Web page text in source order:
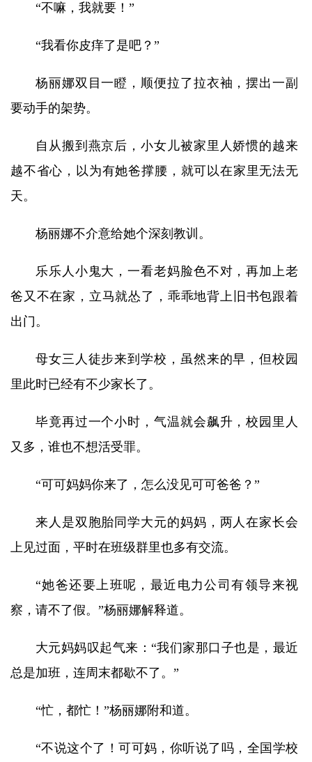
“不嘛，我就要！”
“我看你皮痒了是吧？”
杨丽娜双目一瞪，顺便拉了拉衣袖，摆出一副
要动手的架势。
自从搬到燕京后，小女儿被家里人娇惯的越来
越不省心，以为有她爸撑腰，就可以在家里无法无
天。
杨丽娜不介意给她个深刻教训。
乐乐人小鬼大，一看老妈脸色不对，再加上老
爸又不在家，立马就怂了，乖乖地背上旧书包跟着
出门。
母女三人徒步来到学校，虽然来的早，但校园
里此时已经有不少家长了。
毕竟再过一个小时，气温就会飙升，校园里人
又多，谁也不想活受罪。
“可可妈妈你来了，怎么没见可可爸爸？”
来人是双胞胎同学大元的妈妈，两人在家长会
上见过面，平时在班级群里也多有交流。
“她爸还要上班呢，最近电力公司有领导来视
察，请不了假。”杨丽娜解释道。
大元妈妈叹起气来：“我们家那口子也是，最近
总是加班，连周末都歇不了。”
“忙，都忙！”杨丽娜附和道。
“不说这个了！可可妈，你听说了吗，全国学校